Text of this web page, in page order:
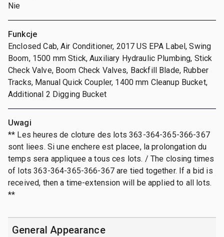
Nie
Funkcje
Enclosed Cab, Air Conditioner, 2017 US EPA Label, Swing
Boom, 1500 mm Stick, Auxiliary Hydraulic Plumbing, Stick
Check Valve, Boom Check Valves, Backfill Blade, Rubber
Tracks, Manual Quick Coupler, 1400 mm Cleanup Bucket,
Additional 2 Digging Bucket
Uwagi
** Les heures de cloture des lots 363-364-365-366-367
sont liees. Si une enchere est placee, la prolongation du
temps sera appliquee a tous ces lots. / The closing times
of lots 363-364-365-366-367 are tied together. If a bid is
received, then a time-extension will be applied to all lots.
**
General Appearance